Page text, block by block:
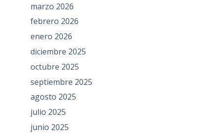
marzo 2026
febrero 2026
enero 2026
diciembre 2025
octubre 2025
septiembre 2025
agosto 2025
julio 2025
junio 2025